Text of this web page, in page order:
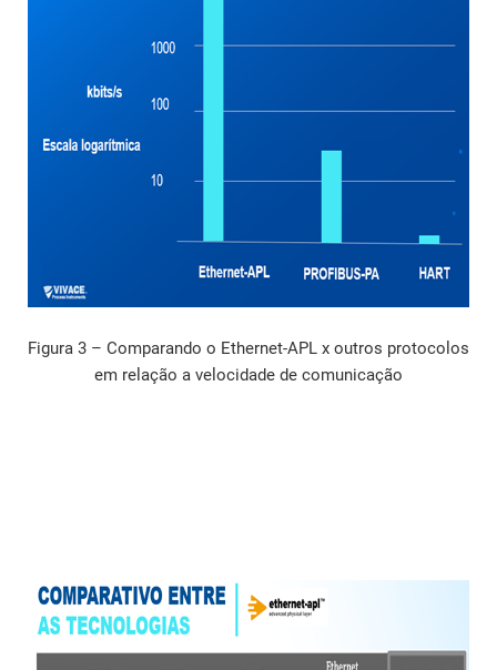
Figura 3 – Comparando o Ethernet-APL x outros protocolos
em relação a velocidade de comunicação